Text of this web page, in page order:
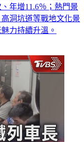
年增11.6％；熱門景
洞坑道等戰地文化景
力持續升溫。